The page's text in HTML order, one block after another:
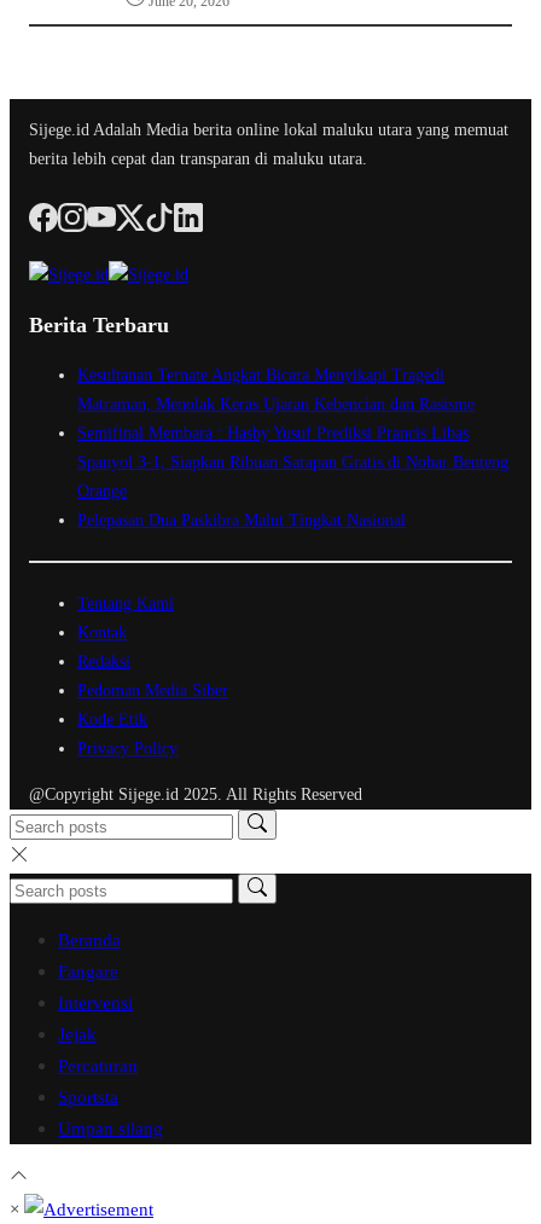
Sijege.id Adalah Media berita online lokal maluku utara yang memuat
berita lebih cepat dan transparan di maluku utara.
Berita Terbaru
Kesultanan Ternate Angkat Bicara Menyikapi Tragedi
Matraman, Menolak Keras Ujaran Kebencian dan Rasisme
Semifinal Membara : Hasby Yusuf Prediksi Prancis Libas
Spanyol 3-1, Siapkan Ribuan Sarapan Gratis di Nobar Benteng
Orange
Pelepasan Dua Paskibra Malut Tingkat Nasional
Tentang Kami
Kontak
Redaksi
Pedoman Media Siber
Kode Etik
Privacy Policy
@Copyright Sijege.id 2025. All Rights Reserved
Beranda
Fangare
Intervensi
Jejak
Percaturan
Sportsta
Umpan silang
×